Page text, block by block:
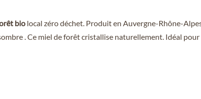
biolocal zéro déchet. Produit en Auvergne-Rhône-
. Ce miel de forêt cristallise naturellement. Idéal